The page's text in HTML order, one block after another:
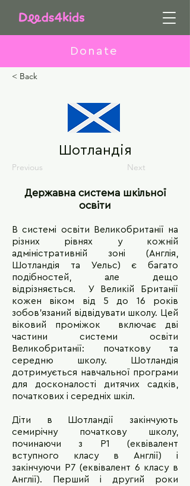
Donate
< Back
Шотландія
Previous Next
Державна система шкільної
освіти
В системі освіти Великобританії на
різних рівнях у кожній
адміністративній зоні (Англія,
Шотландія та Уельс) є багато
подібностей, але дещо
відрізняється. У Великій Британії
кожен віком від 5 до 16 років
зобов'язаний відвідувати школу. Цей
віковий проміжок включає дві
частини системи освіти
Великобританії: початкову та
середню школу. Шотландія
дотримується навчальної програми
для досконалості дитячих садків,
початкових і середніх шкіл.
Діти в Шотландії закінчують
семирічну початкову школу,
починаючи з P1 (еквівалент
вступного класу в Англії) і
закінчуючи P7 (еквівалент 6 класу в
Англії). Перший і другий роки